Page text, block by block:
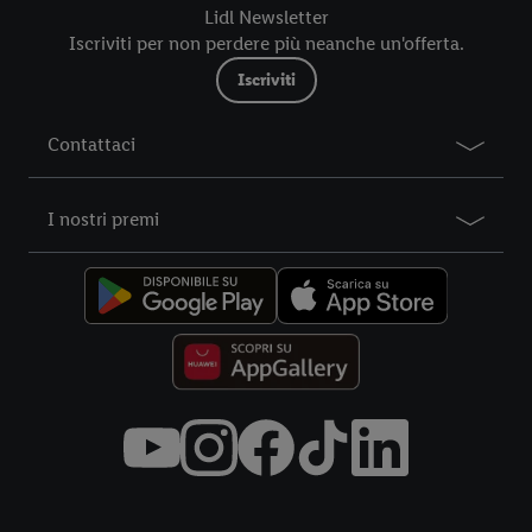
Lidl Newsletter
Iscriviti per non perdere più neanche un'offerta.
Iscriviti
Contattaci
I nostri premi
futuro, sono disponibili nella nostra
nostre informazioni legali sono consultabili qui.